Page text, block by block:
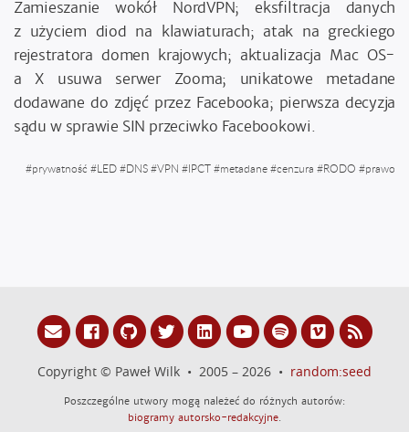
Zamieszanie wokół NordVPN; eksfiltracja danych
z użyciem diod na klawiaturach; atak na greckiego
rejestratora domen krajowych; aktualizacja Mac OS-
a X usuwa serwer Zooma; unikatowe metadane
dodawane do zdjęć przez Facebooka; pierwsza decyzja
sądu w sprawie SIN przeciwko Facebookowi.
#prywatność #LED#DNS#VPN #IPCT#metadane#cenzura #RODO #prawo
Copyright © Paweł Wilk • 2005 – 2026 • random:seed
Poszczególne utwory mogą należeć do różnych autorów:
biogramy autorsko-redakcyjne